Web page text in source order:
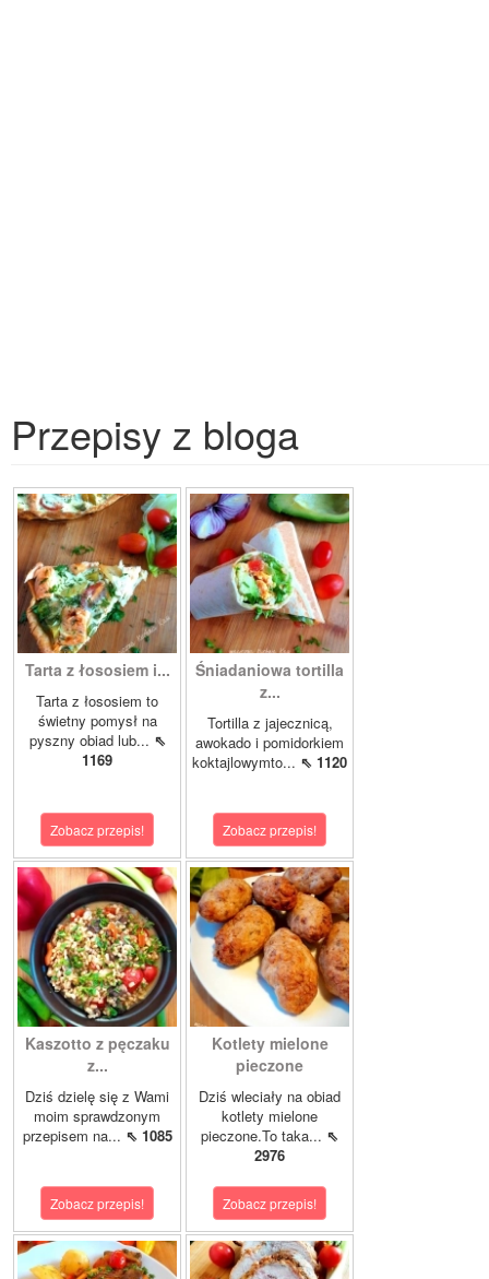
Przepisy z bloga
Tarta z łososiem i...
Tarta z łososiem to
świetny pomysł na
pyszny obiad lub... ⇖
1169
Zobacz przepis!
Śniadaniowa tortilla
z...
Tortilla z jajecznicą,
awokado i pomidorkiem
koktajlowymto... ⇖ 1120
Zobacz przepis!
Kaszotto z pęczaku
z...
Dziś dzielę się z Wami
moim sprawdzonym
przepisem na... ⇖ 1085
Zobacz przepis!
Kotlety mielone
pieczone
Dziś wleciały na obiad
kotlety mielone
pieczone.To taka... ⇖
2976
Zobacz przepis!